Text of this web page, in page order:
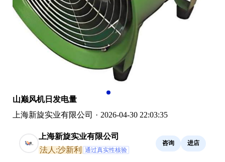
山巅风机日发电量
上海新旋实业有限公司 · 2026-04-30 22:03:35
上海新旋实业有限公司
法人:沙新利
通过真实性核验
咨询 进店